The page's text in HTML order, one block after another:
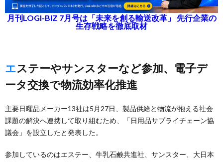
月刊LOGI-BIZ 7月号は「未来を創る輸送改革」 先行企業の
生存戦略を徹底取材
エステーやサンスターなど参加、電子デ
ータ交換で物流効率化推進
主要日曜品メーカー13社は5月27日、製品供給と物流が抱える社会
課題の解決へ連携して取り組むため、「日用品サプライチェーン協
議会」を設立したと発表した。
参加しているのはエステー、牛乳石鹸共進社、サンスター、大日本